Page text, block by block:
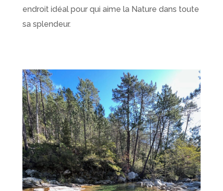
endroit idéal pour qui aime la Nature dans toute
sa splendeur.